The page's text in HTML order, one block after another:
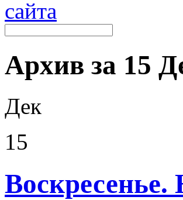
Архив за 15
Дек
15
Воскресенье.